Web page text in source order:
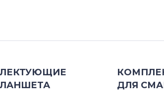
Tablet 2
ДЛЯ